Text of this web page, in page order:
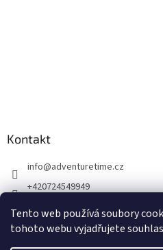
Tento web používá soubory
tohoto webu vyjadřujete
Kontakt
info@adventuretime.cz
+420724549949
+420606618099